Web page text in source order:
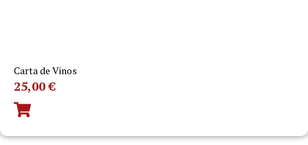
Carta de Vinos
25,00€